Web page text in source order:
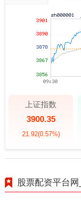
上证指数
3900.35
21.92(0.57%)
股票配资平台